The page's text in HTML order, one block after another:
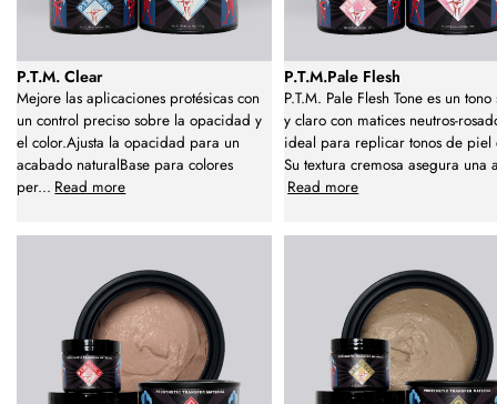
P.T.M. Clear
Mejore las aplicaciones protésicas con
un control preciso sobre la opacidad y
el color.Ajusta la opacidad para un
acabado naturalBase para colores
per... Read more
P.T.M.Pale Flesh
P.T.M. Pale Flesh Tone es un tono
y claro con matices neutros-
ideal para replicar tonos de piel
Su textura cremosa asegura una
Read more